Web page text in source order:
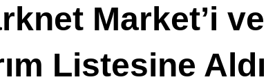
Market’i
Listesine Aldı